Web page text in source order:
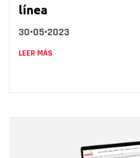
línea
30•05•2023
LEER MÁS